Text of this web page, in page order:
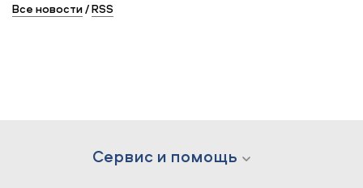
Все новости/RSS
Сервис и помощь